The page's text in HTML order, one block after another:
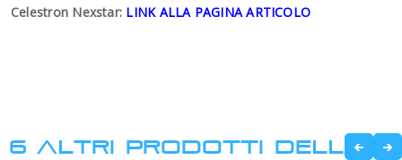
Celestron Nexstar: LINK ALLA PAGINA ARTICOLO
6 ALTRI PRODOTTI DELLA